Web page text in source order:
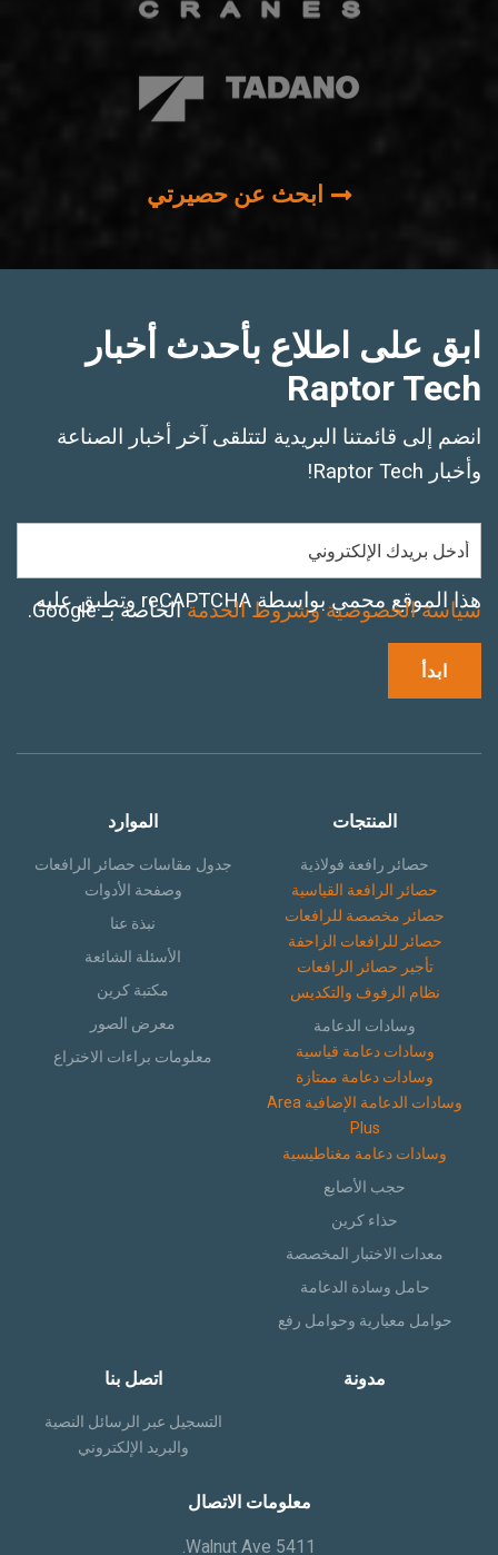
ابحث عن حصيرتي
ابق على اطلاع بأحدث أخبار
Raptor Tech
انضم إلى قائمتنا البريدية لتتلقى آخر أخبار الصناعة
وأخبار Raptor Tech!
هذا الموقع محمي بواسطة reCAPTCHA وتطبق عليه
سياسة الخصوصية وشروط الخدمةالخاصة بـ Google.
المنتجات
حصائر رافعة فولاذية
حصائر الرافعة القياسية
حصائر مخصصة للرافعات
حصائر للرافعات الزاحفة
تأجير حصائر الرافعات
نظام الرفوف والتكديس
وسادات الدعامة
وسادات دعامة قياسية
وسادات دعامة ممتازة
وسادات الدعامة الإضافية Area
Plus
وسادات دعامة مغناطيسية
حجب الأصابع
حذاء كرين
معدات الاختبار المخصصة
حامل وسادة الدعامة
حوامل معيارية وحوامل رفع
الموارد
جدول مقاسات حصائر الرافعات
وصفحة الأدوات
نبذة عنا
الأسئلة الشائعة
مكتبة كرين
معرض الصور
معلومات براءات الاختراع
مدونة اتصل بنا
التسجيل عبر الرسائل النصية
والبريد الإلكتروني
معلومات الاتصال
5411 Walnut Ave.